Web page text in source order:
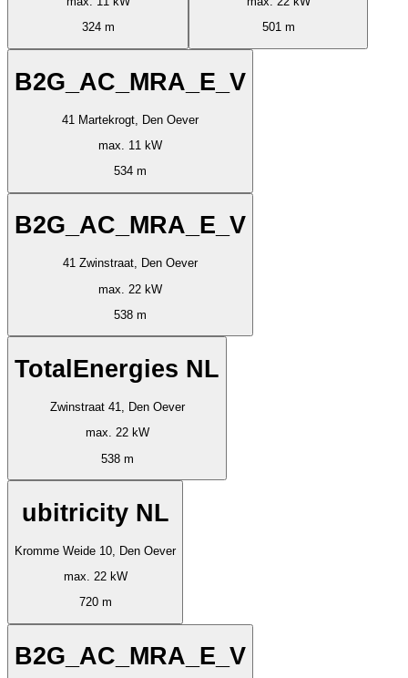
324 m
501 m
B2G_AC_MRA_E_V
41 Martekrogt, Den Oever
max. 11 kW
534 m
B2G_AC_MRA_E_V
41 Zwinstraat, Den Oever
max. 22 kW
538 m
TotalEnergies NL
Zwinstraat 41, Den Oever
max. 22 kW
538 m
ubitricity NL
Kromme Weide 10, Den Oever
max. 22 kW
720 m
B2G_AC_MRA_E_V